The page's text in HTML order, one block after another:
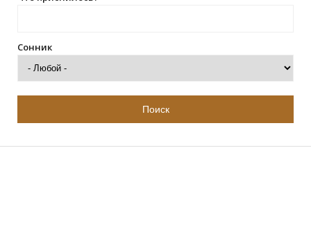
Сонник